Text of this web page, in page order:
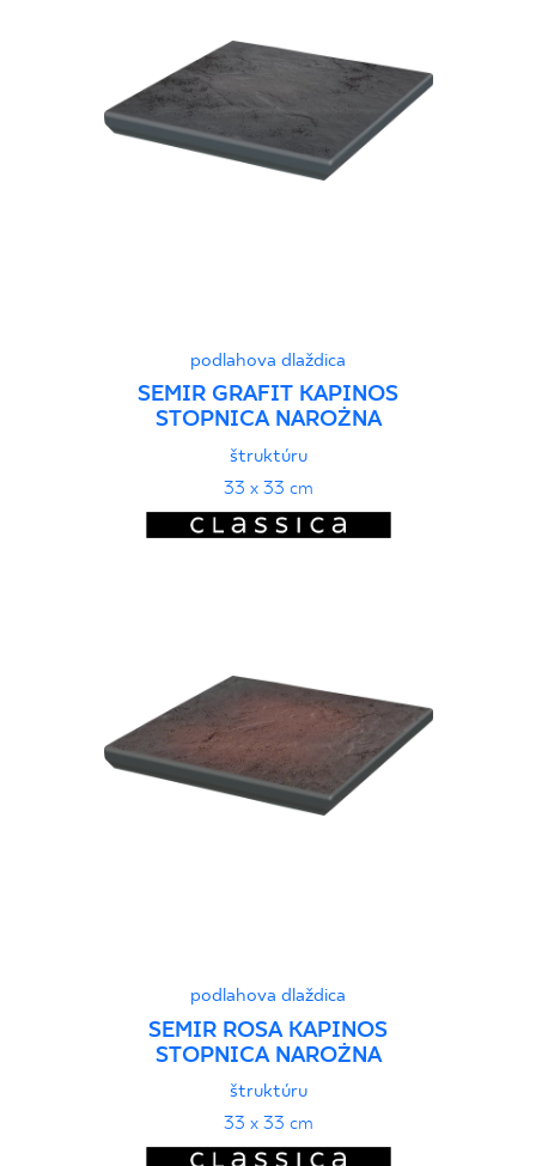
podlahova dlaždica
SEMIR GRAFIT KAPINOS
STOPNICA NAROŻNA
štruktúru
33 x 33 cm
podlahova dlaždica
SEMIR ROSA KAPINOS
STOPNICA NAROŻNA
štruktúru
33 x 33 cm